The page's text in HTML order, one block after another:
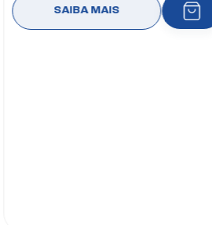
SAIBA MAIS